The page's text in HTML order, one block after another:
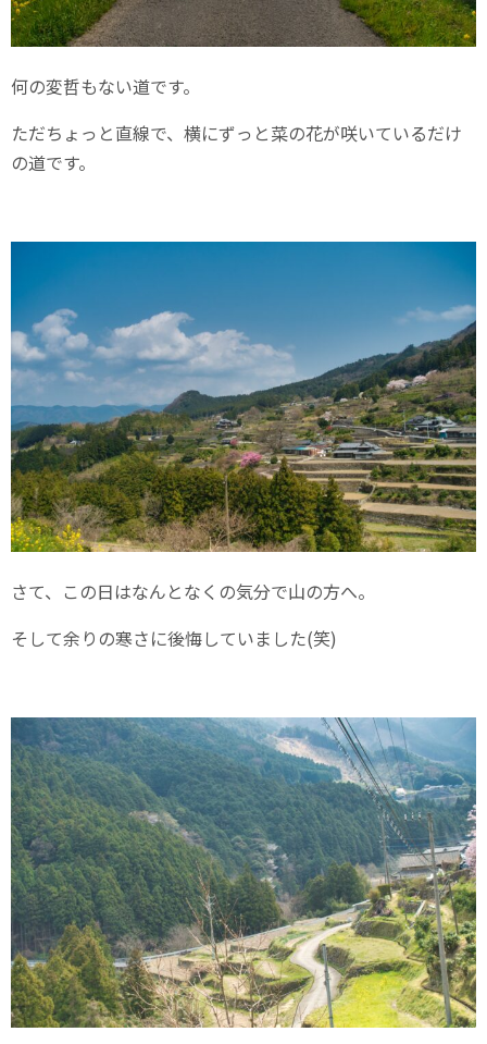
何の変哲もない道です。
ただちょっと直線で、横にずっと菜の花が咲いているだけ
の道です。
さて、この日はなんとなくの気分で山の方へ。
そして余りの寒さに後悔していました(笑)